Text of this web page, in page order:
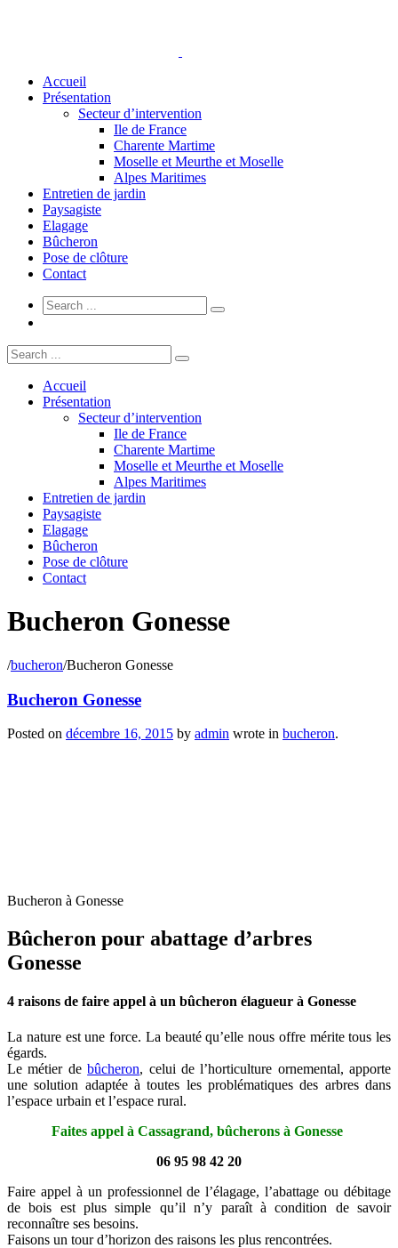
Accueil
Présentation
Secteur d’intervention
Ile de France
Charente Martime
Moselle et Meurthe et Moselle
Alpes Maritimes
Entretien de jardin
Paysagiste
Elagage
Bûcheron
Pose de clôture
Contact
Accueil
Présentation
Secteur d’intervention
Ile de France
Charente Martime
Moselle et Meurthe et Moselle
Alpes Maritimes
Entretien de jardin
Paysagiste
Elagage
Bûcheron
Pose de clôture
Contact
Bucheron Gonesse
/bucheron/Bucheron Gonesse
Bucheron Gonesse
Posted on décembre 16, 2015 by admin wrote in bucheron.
Bucheron à Gonesse
Bûcheron pour abattage d’arbres
Gonesse
4 raisons de faire appel à un bûcheron élagueur à Gonesse
La nature est une force. La beauté qu’elle nous offre mérite tous les
égards.
Le métier debûcheron, celui de l’horticulture ornemental, apporte
une solution adaptée à toutes les problématiques des arbres dans
l’espace urbain et l’espace rural.
Faites appel à Cassagrand, bûcherons à Gonesse
06 95 98 42 20
Faire appel à un professionnel de l’élagage, l’abattage ou débitage
de bois est plus simple qu’il n’y paraît à condition de savoir
reconnaître ses besoins.
Faisons un tour d’horizon des raisons les plus rencontrées.